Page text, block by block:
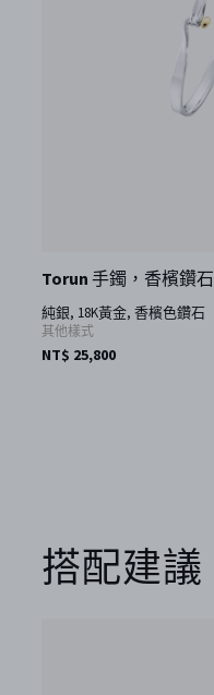
Torun 手鐲，香檳鑽石
純銀, 18K黃金, 香檳色鑽石
其他樣式
NT$ 25,800
搭配建議